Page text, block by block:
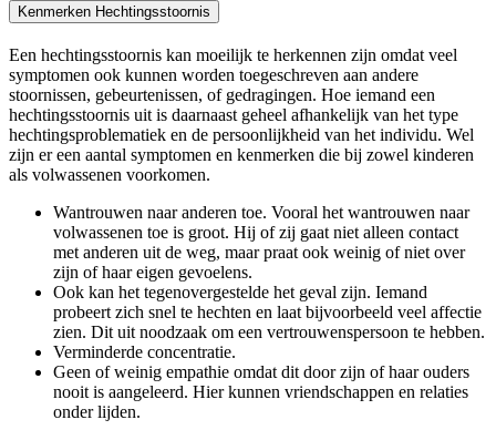
Kenmerken Hechtingsstoornis
Een hechtingsstoornis kan moeilijk te herkennen zijn omdat veel
symptomen ook kunnen worden toegeschreven aan andere
stoornissen, gebeurtenissen, of gedragingen. Hoe iemand een
hechtingsstoornis uit is daarnaast geheel afhankelijk van het type
hechtingsproblematiek en de persoonlijkheid van het individu. Wel
zijn er een aantal symptomen en kenmerken die bij zowel kinderen
als volwassenen voorkomen.
Wantrouwen naar anderen toe. Vooral het wantrouwen naar
volwassenen toe is groot. Hij of zij gaat niet alleen contact
met anderen uit de weg, maar praat ook weinig of niet over
zijn of haar eigen gevoelens.
Ook kan het tegenovergestelde het geval zijn. Iemand
probeert zich snel te hechten en laat bijvoorbeeld veel affectie
zien. Dit uit noodzaak om een vertrouwenspersoon te hebben.
Verminderde concentratie.
Geen of weinig empathie omdat dit door zijn of haar ouders
nooit is aangeleerd. Hier kunnen vriendschappen en relaties
onder lijden.